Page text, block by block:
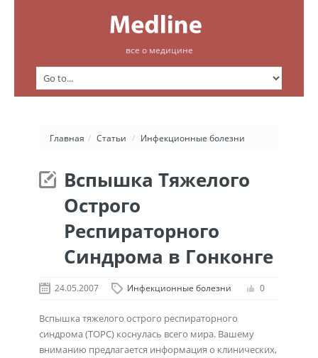
все о медицине
Главная / Статьи / Инфекционные болезни
Вспышка Тяжелого
Острого
Респираторного
Синдрома в Гонконге
24.05.2007 Инфекционные болезни 0
Вспышка тяжелого острого респираторного
синдрома (ТОРС) коснулась всего мира. Вашему
вниманию предлагается информация о клинических,